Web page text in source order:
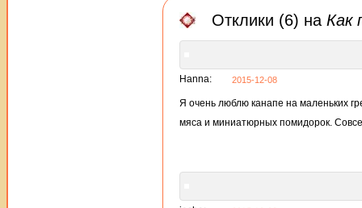
Отклики (6) на Как
Hanna: 2015-12-08
Я очень люблю канапе на маленьких
мяса и миниатюрных помидорок.